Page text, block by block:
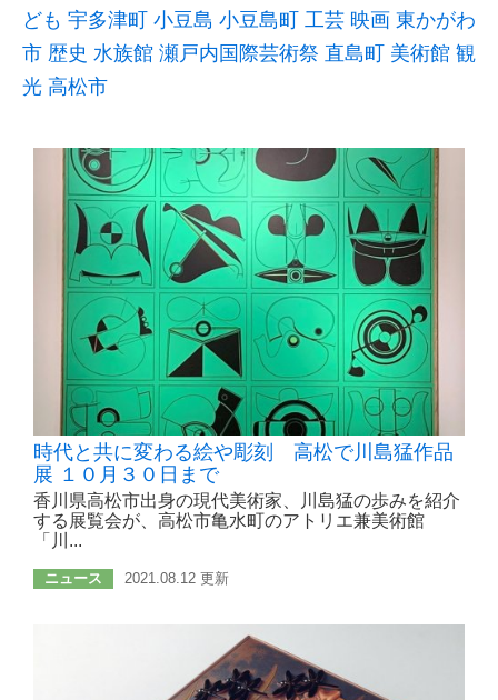
ども 宇多津町 小豆島 小豆島町 工芸 映画 東かがわ
市 歴史 水族館 瀬戸内国際芸術祭 直島町 美術館 観
光 高松市
時代と共に変わる絵や彫刻 高松で川島猛作品
展 １０月３０日まで
香川県高松市出身の現代美術家、川島猛の歩みを紹介
する展覧会が、高松市亀水町のアトリエ兼美術館
「川...
ニュース 2021.08.12 更新